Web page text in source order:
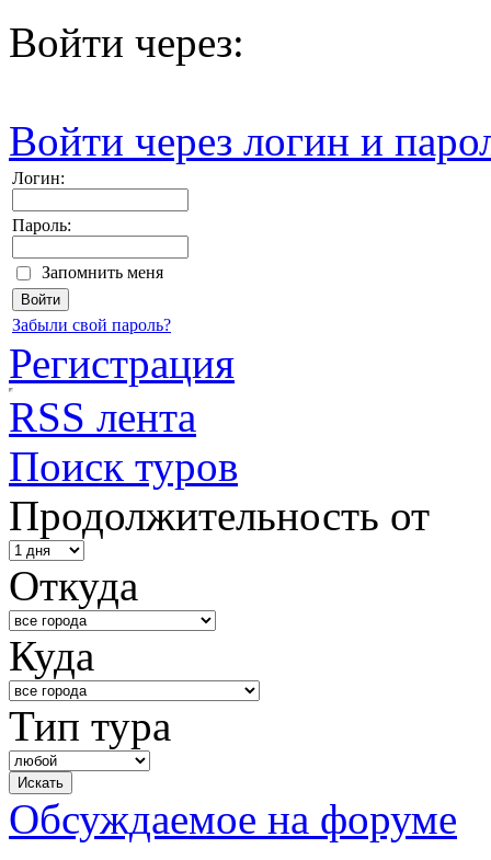
Войти через:
Войти через логин и
Логин:
Пароль:
Запомнить меня
Забыли свой пароль?
Регистрация
RSS лента
Поиск туров
Продолжительность от
Откуда
Куда
Тип тура
Обсуждаемое на форуме